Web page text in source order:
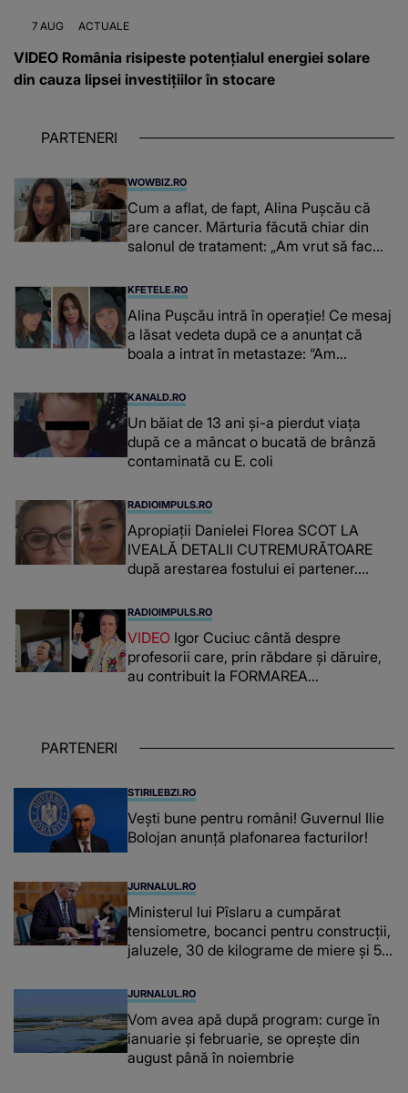
7 AUG ACTUALE
VIDEO România risipeste potențialul energiei solare
din cauza lipsei investițiilor în stocare
PARTENERI
WOWBIZ.RO
Cum a aflat, de fapt, Alina Pușcău că
are cancer. Mărturia făcută chiar din
salonul de tratament: „Am vrut să fac
înțepe sânul”
KFETELE.RO
Alina Pușcău intră în operație! Ce mesaj
a lăsat vedeta după ce a anunțat că
boala a intrat în metastaze: “Am
KANALD.RO
Un băiat de 13 ani și-a pierdut viața
după ce a mâncat o bucată de brânză
contaminată cu E. coli
RADIOIMPULS.RO
Apropiații Danielei Florea SCOT LA
IVEALĂ DETALII CUTREMURĂTOARE
după arestarea fostului ei partener.
românca ucisă în Italia și ascunsă în
lada unui pat: " Îmi pare rău că nu am
reușit să fac mai mult pentru ea și..."
RADIOIMPULS.RO
VIDEO Igor Cuciuc cântă despre
profesorii care, prin răbdare și dăruire,
au contribuit la FORMAREA
chiar și după trecerea anilor: "De
PARTENERI
STIRILEBZI.RO
Vești bune pentru români! Guvernul Ilie
Bolojan anunță plafonarea facturilor!
JURNALUL.RO
Ministerul lui Pîslaru a cumpărat
tensiometre, bocanci pentru construcții,
jaluzele, 30 de kilograme de miere și 50
JURNALUL.RO
Vom avea apă după program: curge în
ianuarie și februarie, se oprește din
august până în noiembrie